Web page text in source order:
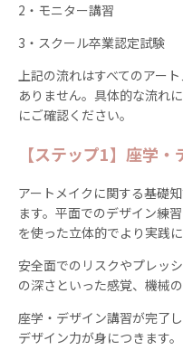
2・モニター講習
3・スクール卒業認定試験
上記の流れはすべてのアー
ありません。具体的な流れ
にご確認ください。
【ステップ1】座学
アートメイクに関する基礎
ます。平面でのデザイン練
を使った立体的でより実践
安全面でのリスクやプレッ
の深さといった感覚、機械
座学・デザイン講習が完了
デザイン力が身につきます。